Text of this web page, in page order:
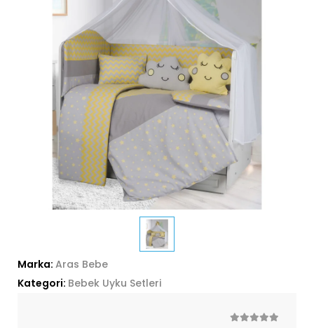
Marka: Aras Bebe
Kategori: Bebek Uyku Setleri